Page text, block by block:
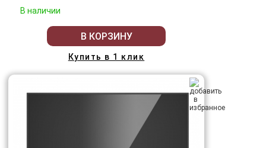
В наличии
В КОРЗИНУ
Купить в 1 клик